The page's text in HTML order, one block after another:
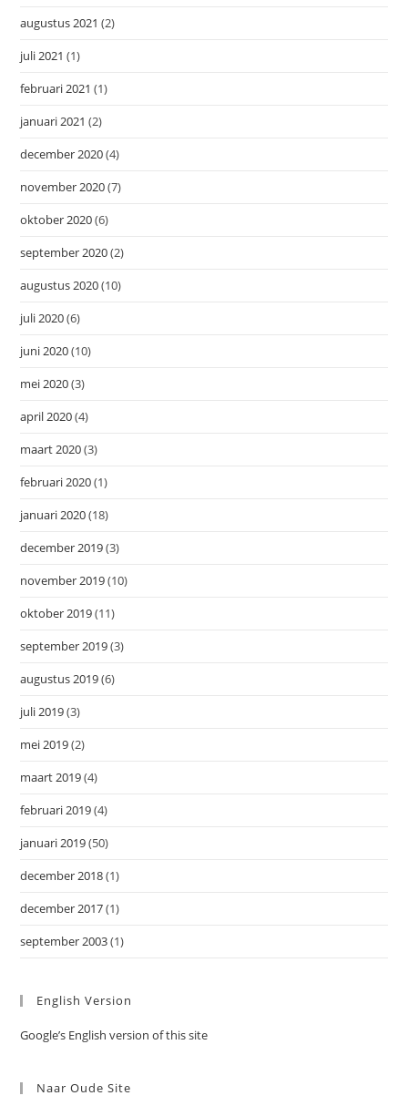
augustus 2021 (2)
juli 2021 (1)
februari 2021 (1)
januari 2021 (2)
december 2020(4)
november 2020(7)
oktober 2020(6)
september 2020(2)
augustus 2020(10)
juli 2020(6)
juni 2020(10)
mei 2020(3)
april 2020(4)
maart 2020(3)
februari 2020(1)
januari 2020(18)
december 2019(3)
november 2019(10)
oktober 2019(11)
september 2019(3)
augustus 2019(6)
juli 2019(3)
mei 2019(2)
maart 2019(4)
februari 2019(4)
januari 2019(50)
december 2018(1)
december 2017(1)
september 2003(1)
English Version
Google’s English version of this site
Naar Oude Site